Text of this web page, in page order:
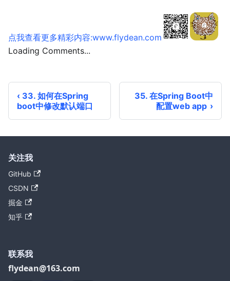
点我查看更多精彩内容:www.flydean.com
Loading Comments...
33. 如何在Spring
boot中修改默认端口
35. 在Spring Boot中
配置web app
关注我
GitHub
CSDN
掘金
知乎
联系我
flydean@163.com